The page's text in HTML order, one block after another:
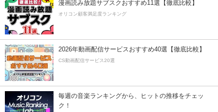
漫画読み放題サブスクおすすめ11選【徹底比較】
オリコン顧客満足度ランキング
2026年動画配信サービスおすすめ40選【徹底比較】
CS動画配信サービス20選
毎週の音楽ランキングから、ヒットの推移をチェッ
ク！